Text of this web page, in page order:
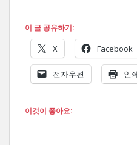
이 글 공유하기:
X Facebook
전자우편 인
이것이 좋아요: